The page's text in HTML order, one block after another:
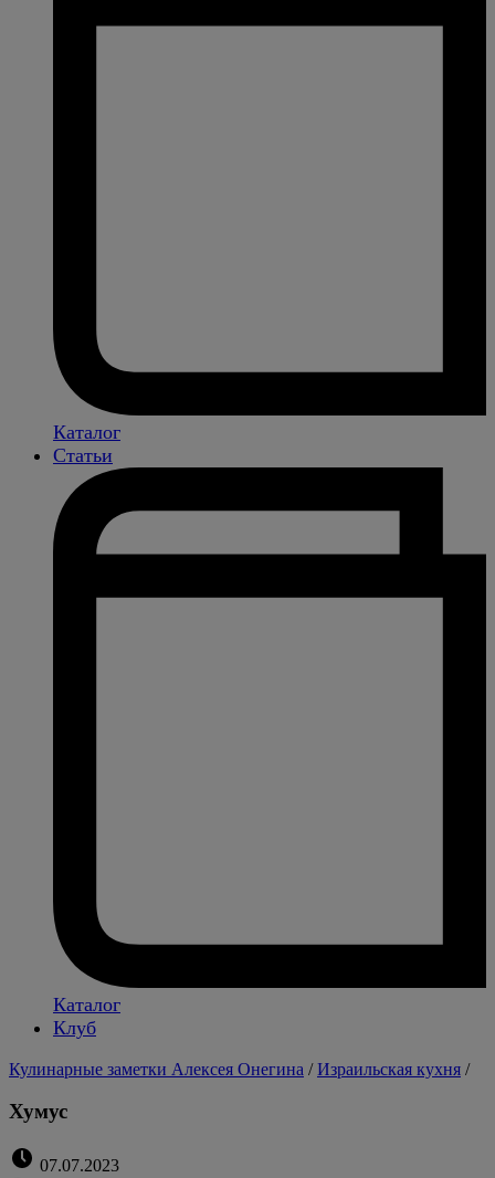
Каталог
Статьи
Каталог
Клуб
Кулинарные заметки Алексея Онегина /Израильская кухня /
Хумус
07.07.2023